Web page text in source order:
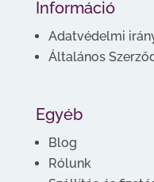
Információ
Adatvédelmi
Általános
Egyéb
Blog
Rólunk